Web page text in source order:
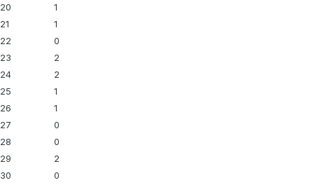
20
1
21
1
22
0
23
2
24
2
25
1
26
1
27
0
28
0
29
2
30
0